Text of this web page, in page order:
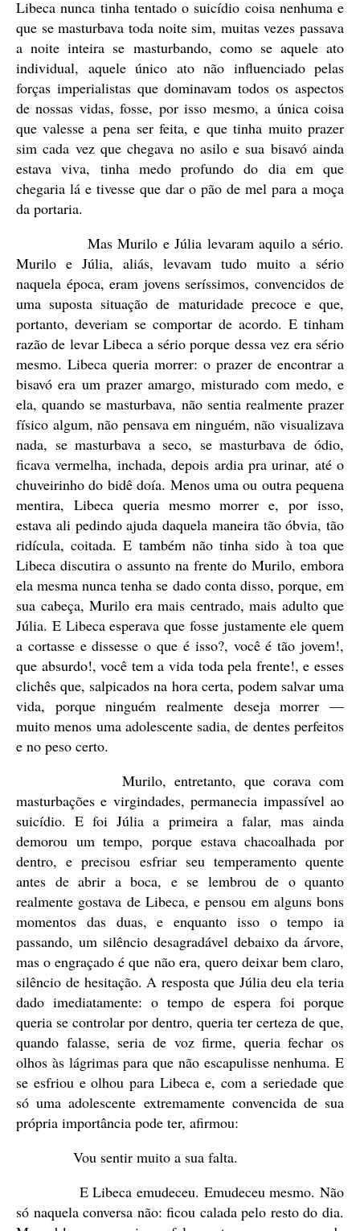
Libeca nunca tinha tentado o suicídio coisa nenhuma e
que se masturbava toda noite sim, muitas vezes passava
a noite inteira se masturbando, como se aquele ato
individual, aquele único ato não influenciado pelas
forças imperialistas que dominavam todos os aspectos
de nossas vidas, fosse, por isso mesmo, a única coisa
que valesse a pena ser feita, e que tinha muito prazer
sim cada vez que chegava no asilo e sua bisavó ainda
estava viva, tinha medo profundo do dia em que
chegaria lá e tivesse que dar o pão de mel para a moça
da portaria.
Mas Murilo e Júlia levaram aquilo a sério.
Murilo e Júlia, aliás, levavam tudo muito a sério
naquela época, eram jovens seríssimos, convencidos de
uma suposta situação de maturidade precoce e que,
portanto, deveriam se comportar de acordo. E tinham
razão de levar Libeca a sério porque dessa vez era sério
mesmo. Libeca queria morrer: o prazer de encontrar a
bisavó era um prazer amargo, misturado com medo, e
ela, quando se masturbava, não sentia realmente prazer
físico algum, não pensava em ninguém, não visualizava
nada, se masturbava a seco, se masturbava de ódio,
ficava vermelha, inchada, depois ardia pra urinar, até o
chuveirinho do bidê doía. Menos uma ou outra pequena
mentira, Libeca queria mesmo morrer e, por isso,
estava ali pedindo ajuda daquela maneira tão óbvia, tão
ridícula, coitada. E também não tinha sido à toa que
Libeca discutira o assunto na frente do Murilo, embora
ela mesma nunca tenha se dado conta disso, porque, em
sua cabeça, Murilo era mais centrado, mais adulto que
Júlia. E Libeca esperava que fosse justamente ele quem
a cortasse e dissesse o que é isso?, você é tão jovem!,
que absurdo!, você tem a vida toda pela frente!, e esses
clichês que, salpicados na hora certa, podem salvar uma
vida, porque ninguém realmente deseja morrer —
muito menos uma adolescente sadia, de dentes perfeitos
e no peso certo.
Murilo, entretanto, que corava com
masturbações e virgindades, permanecia impassível ao
suicídio. E foi Júlia a primeira a falar, mas ainda
demorou um tempo, porque estava chacoalhada por
dentro, e precisou esfriar seu temperamento quente
antes de abrir a boca, e se lembrou de o quanto
realmente gostava de Libeca, e pensou em alguns bons
momentos das duas, e enquanto isso o tempo ia
passando, um silêncio desagradável debaixo da árvore,
mas o engraçado é que não era, quero deixar bem claro,
silêncio de hesitação. A resposta que Júlia deu ela teria
dado imediatamente: o tempo de espera foi porque
queria se controlar por dentro, queria ter certeza de que,
quando falasse, seria de voz firme, queria fechar os
olhos às lágrimas para que não escapulisse nenhuma. E
se esfriou e olhou para Libeca e, com a seriedade que
só uma adolescente extremamente convencida de sua
própria importância pode ter, afirmou:
Vou sentir muito a sua falta.
E Libeca emudeceu. Emudeceu mesmo. Não
só naquela conversa não: ficou calada pelo resto do dia.